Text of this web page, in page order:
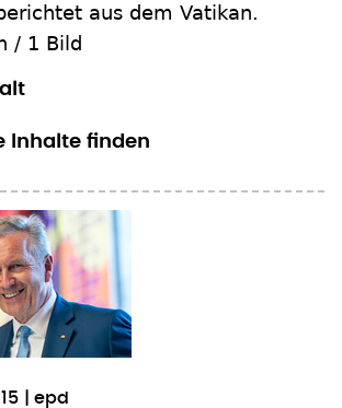
aus dem Vatikan.
/ 1 Bild
Inhalte finden
epd